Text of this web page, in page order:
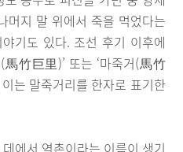
머지 말 위에서 죽을 먹었다는
기도 있다. 조선 후기 이후에
馬竹巨里)’ 또는 ‘마죽거(馬竹
는 말죽거리를 한자로 표기한